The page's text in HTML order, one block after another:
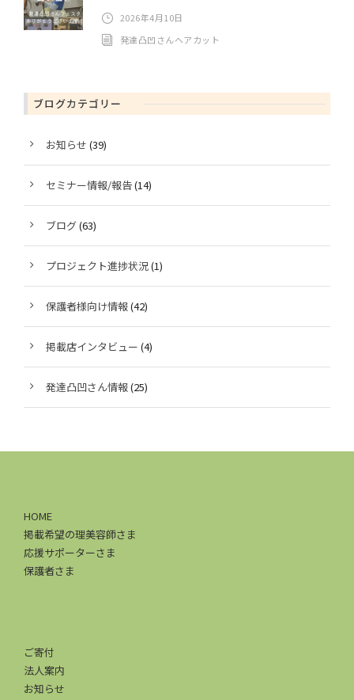
2026年4月10日
発達凸凹さんヘアカット
ブログカテゴリー
お知らせ (39)
セミナー情報/報告(14)
ブログ(63)
プロジェクト進捗状況(1)
保護者様向け情報(42)
掲載店インタビュー (4)
発達凸凹さん情報(25)
HOME
掲載希望の理美容師さま
応援サポーターさま
保護者さま
ご寄付
法人案内
お知らせ